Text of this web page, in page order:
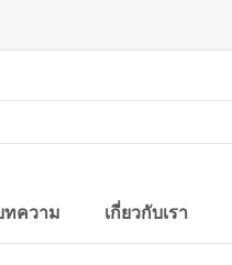
ทความ เกี่ยวกับเรา